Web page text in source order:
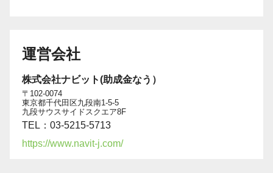
運営会社
株式会社ナビット(助成金なう）
〒102-0074
東京都千代田区九段南1-5-5
九段サウスサイドスクエア8F
TEL：03-5215-5713
https://www.navit-j.com/